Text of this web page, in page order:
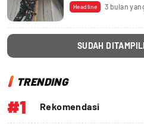
Headline 3 bulan
SUDAH
TRENDING
#1 Rekomendasi